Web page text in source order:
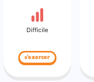
Difficile
s'exercer